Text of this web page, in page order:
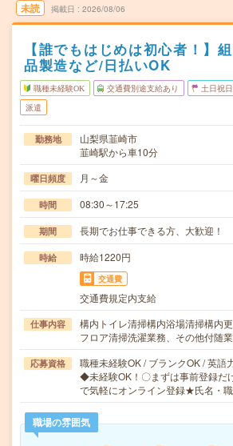
未読 掲載日 2026/08/06
【誰でもはじめは初心者！】
品製造など/日払いOK
職種未経験OK 交通費別途支給あり 土日祝
派遣
勤務地
山梨県韮崎市
韮崎駅から車10分
曜日頻度 月～金
時間 08:30～17:25
期間 長期でお仕事できる方、大歓迎！
時給 時給1220円
交通費
交通費規定内支給
仕事内容
構内トイレ清掃構内浴場清掃構内
フロア清掃洗濯業務、その他付随
応募資格
職種未経験OK / ブランクOK / 英語
◆未経験OK！〇まずは事前登録だ
で気軽にオンライン登録★氏名・
職場の雰囲気